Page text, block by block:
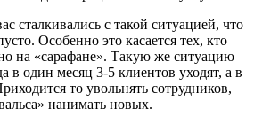
сталкивались с такой ситуацией, что
Особенно это касается тех, кто
на «сарафане». Такую же ситуацию
в один месяц 3-5 клиентов уходят, а в
то увольнять сотрудников,
нанимать новых.